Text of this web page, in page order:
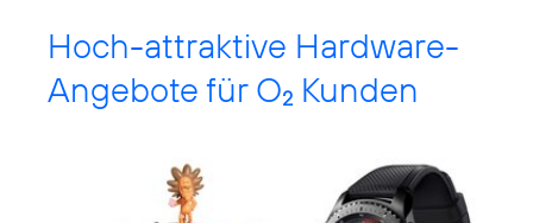
Hoch-attraktive Hardware-
Angebote für O2 Kunden